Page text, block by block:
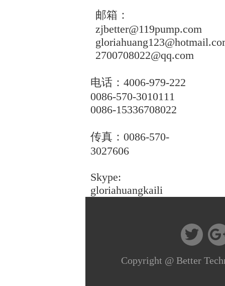
邮箱：
zjbetter@119pump.com
2700708022@qq.com
电话： 4006-979-222
0086-570-3010111
0086-15336708022
传真： 0086-570-
3027606
Skype:
gloriahuangkaili
Copyright @ Better